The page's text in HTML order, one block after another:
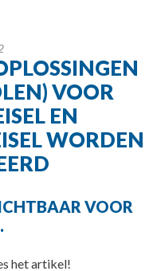
VOOR
EN
WORDEN
VOOR
het artikel!